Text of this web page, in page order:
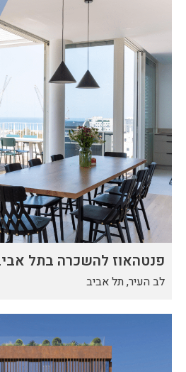
פנטהאוז להשכרה בתל
לב העיר, תל אביב